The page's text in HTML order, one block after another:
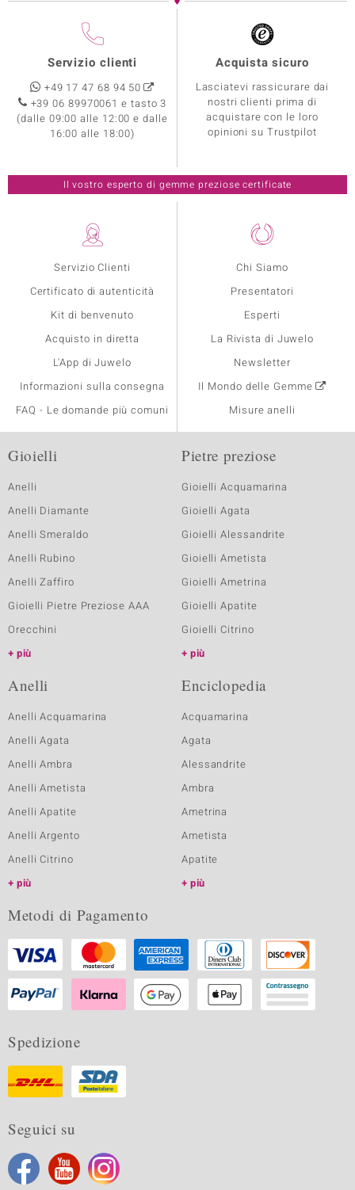
Servizio Clienti
Certificato di autenticità
Kit di benvenuto
Acquisto in diretta
L'App di Juwelo
Informazioni sulla consegna
FAQ - Le domande più comuni
Chi Siamo
Presentatori
Esperti
La Rivista di Juwelo
Newsletter
Il Mondo delle Gemme
Misure anelli
Servizio clienti
+49 17 47 68 94 50
+39 06 89970061 e tasto 3
(dalle 09:00 alle 12:00 e dalle
16:00 alle 18:00)
Acquista sicuro
Lasciatevi rassicurare dai
nostri clienti prima di
acquistare con le loro
opinioni su Trustpilot
Il vostro esperto di gemme preziose certificate
Gioielli
Anelli
Anelli Diamante
Anelli Smeraldo
Anelli Rubino
Anelli Zaffiro
Gioielli Pietre Preziose AAA
Orecchini
più
Pietre preziose
Gioielli Acquamarina
Gioielli Agata
Gioielli Alessandrite
Gioielli Ametista
Gioielli Ametrina
Gioielli Apatite
Gioielli Citrino
più
Anelli
Anelli Acquamarina
Anelli Agata
Anelli Ambra
Anelli Ametista
Anelli Apatite
Anelli Argento
Anelli Citrino
più
Enciclopedia
Acquamarina
Agata
Alessandrite
Ambra
Ametrina
Ametista
Apatite
più
Metodi di Pagamento
Spedizione
Seguici su